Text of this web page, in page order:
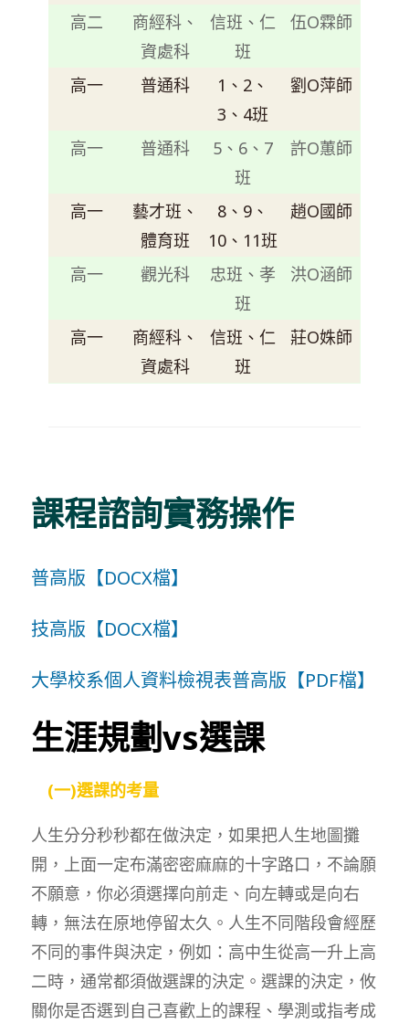
高二
商經科、
資處科
信班、仁
班
伍O霖師
高一 普通科
1、2、
3、4班
劉O萍師
高一 普通科
5、6、7
班
許O蕙師
高一
藝才班、
體育班
8、9、
10、11班
趙O國師
高一 觀光科
忠班、孝
班
洪O涵師
高一
商經科、
資處科
信班、仁
班
莊O姝師
課程諮詢實務操作
普高版【DOCX檔】
技高版【DOCX檔】
大學校系個人資料檢視表普高版【PDF檔】
生涯規劃vs選課
(一)選課的考量
人生分分秒秒都在做決定，如果把人生地圖攤
開，上面一定布滿密密麻麻的十字路口，不論願
不願意，你必須選擇向前走、向左轉或是向右
轉，無法在原地停留太久。人生不同階段會經歷
不同的事件與決定，例如：高中生從高一升上高
二時，通常都須做選課的決定。選課的決定，攸
關你是否選到自己喜歡上的課程、學測或指考成